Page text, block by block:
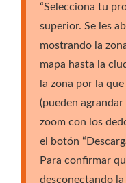
“Selecciona tu
superior. Se les
mostrando la
mapa hasta la
la zona por la
(pueden
zoom con los
el botón
Para confirmar
desconectando